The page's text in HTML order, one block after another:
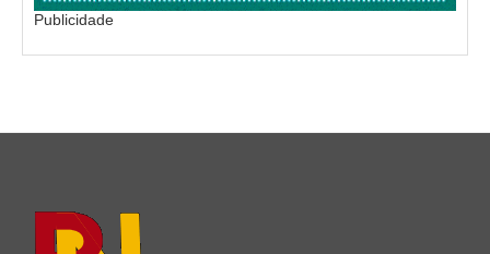
Publicidade